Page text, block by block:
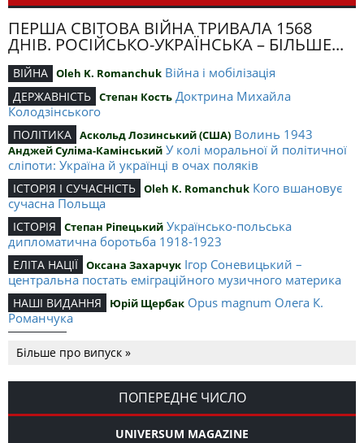
ПЕРША СВІТОВА ВІЙНА ТРИВАЛА 1568
ДНІВ. РОСІЙСЬКО-УКРАЇНСЬКА – БІЛЬШЕ...
ВІЙНА Oleh K. Romanchuk Війна і мобілізація
ДЕРЖАВНІСТЬ Степан Кость Доктрина Михайла
Колодзінського
ПОЛІТИКА Аскольд Лозинський (США) Волинь 1943
Анджей Суліма-Камінський У колі моральної й політичної
сліпоти: Україна й українці в очах поляків
ІСТОРІЯ І СУЧАСНІСТЬ Oleh K. Romanchuk Кого вшановує
сучасна Польща
ІСТОРІЯ Степан Ріпецький Українсько-польська
дипломатична боротьба 1918-1923
ЕЛІТА НАЦІЇ Оксана Захарчук Ігор Соневицький –
центральна постать еміграційного музичного материка
НАШІ ВИДАННЯ Юрій Щербак Opus magnum Олега К.
Романчука
Романчука
Editorial Oleh K. Romanchuk Журавель і синиця як
уособлення української політстратегії й тактики
Більше про випуск »
ПОПЕРЕДНЄ ЧИСЛО
UNIVERSUM MAGAZINE